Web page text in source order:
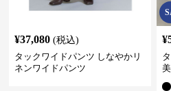
¥37,080 (税込)
タックワイドパンツ しなやかリ
ネンワイドパンツ
¥